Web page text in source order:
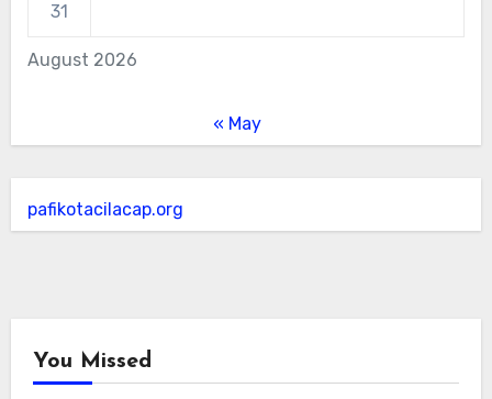
August 2026
31
« May
pafikotacilacap.org
You Missed